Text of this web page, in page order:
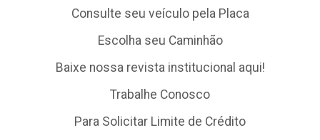
Consulte seu veículo pela Placa
Escolha seu Caminhão
Baixe nossa revista institucional aqui!
Trabalhe Conosco
Para Solicitar Limite de Crédito